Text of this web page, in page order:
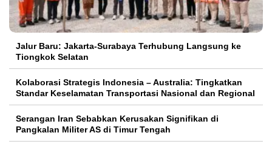
Jalur Baru: Jakarta-Surabaya Terhubung Langsung ke
Tiongkok Selatan
Kolaborasi Strategis Indonesia – Australia: Tingkatkan
Standar Keselamatan Transportasi Nasional dan Regional
Serangan Iran Sebabkan Kerusakan Signifikan di
Pangkalan Militer AS di Timur Tengah